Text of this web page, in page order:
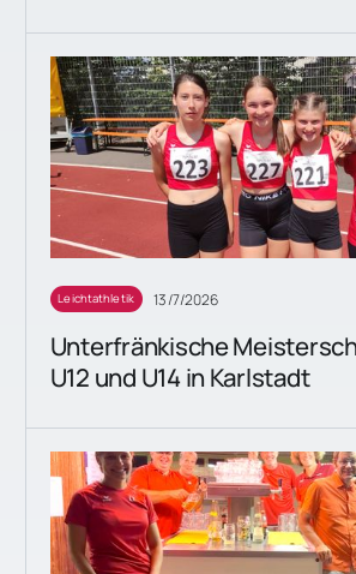
Leichtathletik 13/7/2026
Unterfränkische
U12 und U14 in Karlstadt